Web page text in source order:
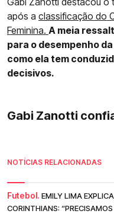
após a classificação do
Feminina. A meia
para o desempenho
como ela tem
decisivos.
Gabi Zanotti
NOTÍCIAS RELACIONADAS
Futebol. EMILY LIMA
CORINTHIANS: “PRECISAMOS